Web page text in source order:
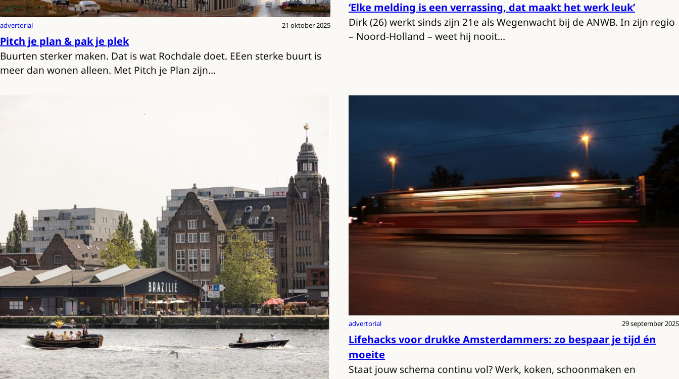
advertorial 21 oktober 2025
Pitch je plan & pak je plek
Buurten sterker maken. Dat is wat Rochdale doet. EEen sterke buurt is
meer dan wonen alleen. Met Pitch je Plan zijn…
‘Elke melding is een verrassing, dat maakt het werk leuk’
Dirk (26) werkt sinds zijn 21e als Wegenwacht bij de ANWB. In zijn regio
– Noord-Holland – weet hij nooit…
advertorial 29 september 2025
Lifehacks voor drukke Amsterdammers: zo bespaar je tijd én
moeite
Staat jouw schema continu vol? Werk, koken, schoonmaken en